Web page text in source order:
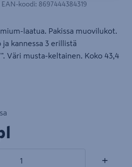
EAN-koodi: 8697444384319
laatua. Pakissa muovilukot.
ja kannessa 3 erillistä
Väri musta-keltainen. Koko 43,4
+